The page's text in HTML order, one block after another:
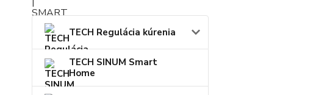
TECH Regulácia kúrenia
TECH SINUM Smart
Home